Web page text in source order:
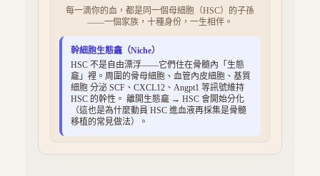
每一滴你的血，都是同一個母細胞（HSC）的子孫
——一個家族，十種身份，一生相伴。
幹細胞生態龕（Niche）
HSC 不是自由漂浮——它們住在骨髓內「生態
龕」裡。周圍的骨母細胞、血管內皮細胞、基質
細胞 分泌 SCF、CXCL12、Angpt1 等訊號維持
HSC 的幹性。 離開生態龕 → HSC 會開始分化
（這也是為什麼動員 HSC 進血液再採集是骨髓
移植的常見做法）。